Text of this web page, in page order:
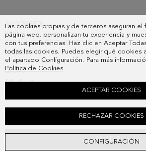
Las cookies propias y de terceros aseguran el
página web, personalizan tu experiencia y
con tus preferencias. Haz clic en Aceptar
todas las cookies. Puedes elegir qué cookies
el apartado Configuración. Para más
Política de Cookies.
CONFIGURACIÓN
RECHAZAR COOKIES
ACEPTAR COOKIES
AÑADIR
SUSCRIBETE
PAIS
PREGUNTAS FRECUENTES
MIS PEDIDOS
CONTACTO
LEGAL